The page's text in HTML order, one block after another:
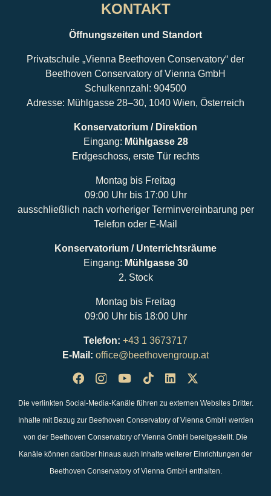
KONTAKT
Öffnungszeiten und Standort
Privatschule „Vienna Beethoven Conservatory“ der
Beethoven Conservatory of Vienna GmbH
Schulkennzahl: 904500
Adresse: Mühlgasse 28–30, 1040 Wien, Österreich
Konservatorium / Direktion
Eingang: Mühlgasse 28
Erdgeschoss, erste Tür rechts
Montag bis Freitag
09:00 Uhr bis 17:00 Uhr
ausschließlich nach vorheriger Terminvereinbarung per
Telefon oder E-Mail
Konservatorium / Unterrichtsräume
Eingang: Mühlgasse 30
2. Stock
Montag bis Freitag
09:00 Uhr bis 18:00 Uhr
Telefon: +43 1 3673717
E-Mail: office@beethovengroup.at
Die verlinkten Social-Media-Kanäle führen zu externen Websites Dritter.
Inhalte mit Bezug zur Beethoven Conservatory of Vienna GmbH werden
von der Beethoven Conservatory of Vienna GmbH bereitgestellt. Die
Kanäle können darüber hinaus auch Inhalte weiterer Einrichtungen der
Beethoven Conservatory of Vienna GmbH enthalten.